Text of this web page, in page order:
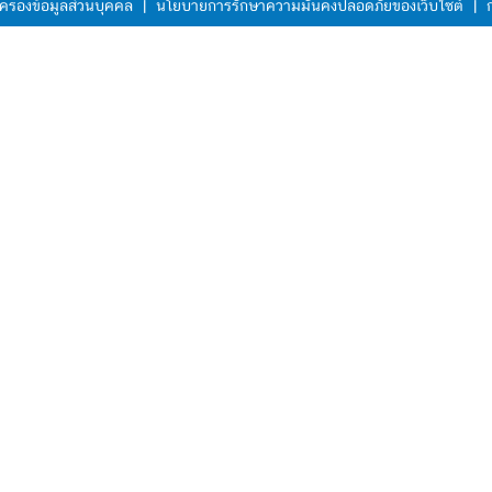
รองข้อมูลส่วนบุคคล | นโยบายการรักษาความมั่นคงปลอดภัยของเว็บไซต์ |